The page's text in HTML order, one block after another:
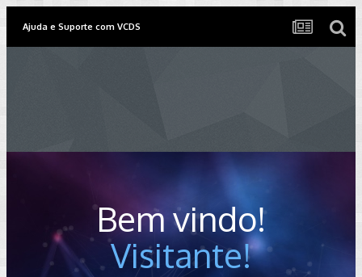
Ajuda e Suporte com VCDS
Bem vindo!
Visitante!